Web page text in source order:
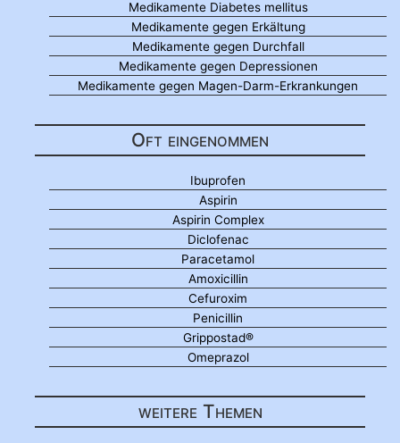
Medikamente Diabetes mellitus
Medikamente gegen Erkältung
Medikamente gegen Durchfall
Medikamente gegen Depressionen
Medikamente gegen Magen-Darm-Erkrankungen
Oft eingenommen
Ibuprofen
Aspirin
Aspirin Complex
Diclofenac
Paracetamol
Amoxicillin
Cefuroxim
Penicillin
Grippostad®
Omeprazol
weitere Themen